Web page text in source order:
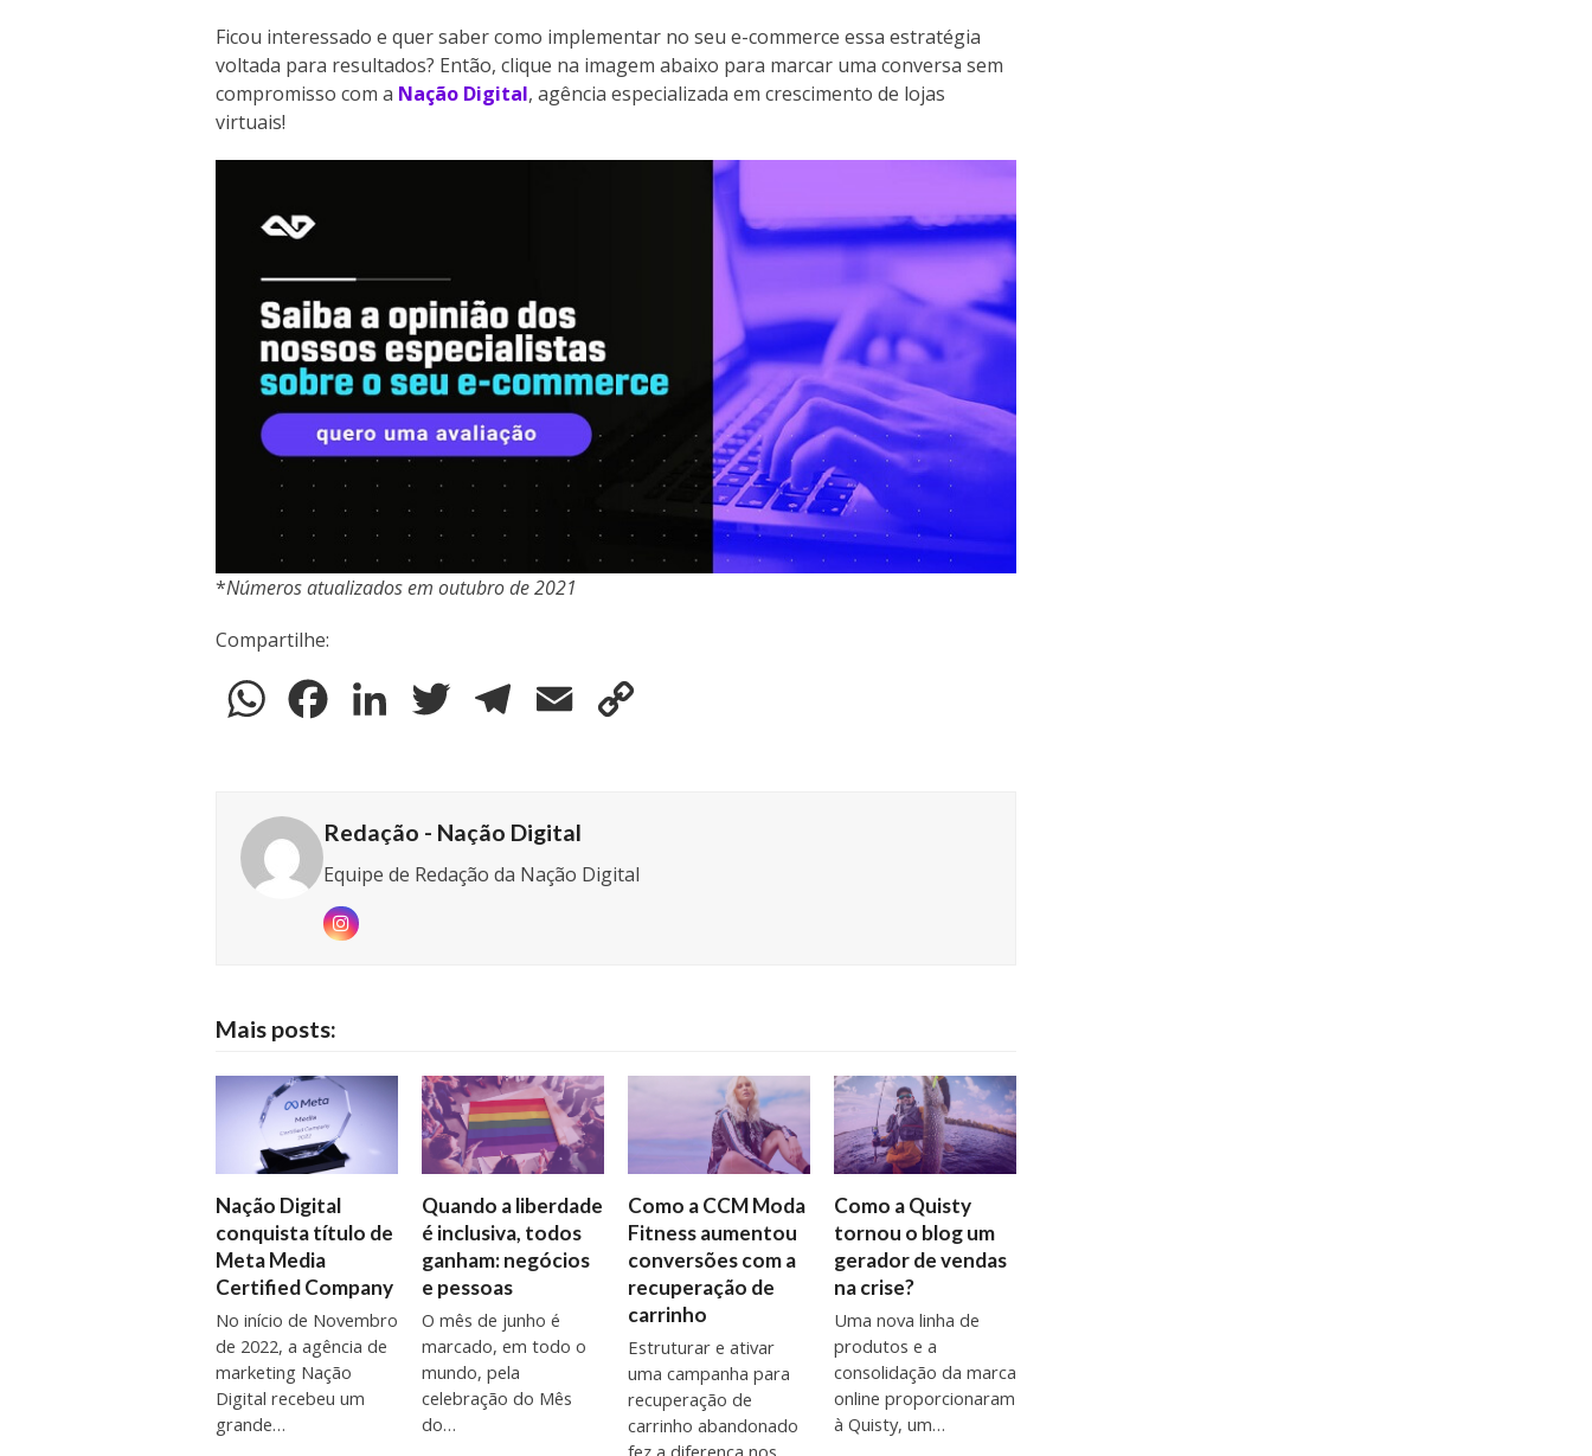
Ficou interessado e quer saber como implementar no seu e-commerce essa estratégia
voltada para resultados? Então, clique na imagem abaixo para marcar uma conversa sem
compromisso com a Nação Digital, agência especializada em crescimento de lojas
virtuais!
*Números atualizados em outubro de 2021
Compartilhe:
WhatsAppFacebookLinkedIn Twitter TelegramEmail
Redação - Nação Digital
Equipe de Redação da Nação Digital
Instagram
Mais posts:
Nação Digital
conquista título de
Meta Media
Certified Company
No início de Novembro
de 2022, a agência de
marketing Nação
Digital recebeu um
grande…
Quando a liberdade
é inclusiva, todos
ganham: negócios
e pessoas
O mês de junho é
marcado, em todo o
mundo, pela
celebração do Mês
do…
Como a CCM Moda
Fitness aumentou
conversões com a
recuperação de
carrinho
Estruturar e ativar
uma campanha para
recuperação de
carrinho abandonado
Como a Quisty
tornou o blog um
gerador de vendas
na crise?
Uma nova linha de
produtos e a
consolidação da marca
online proporcionaram
à Quisty, um…